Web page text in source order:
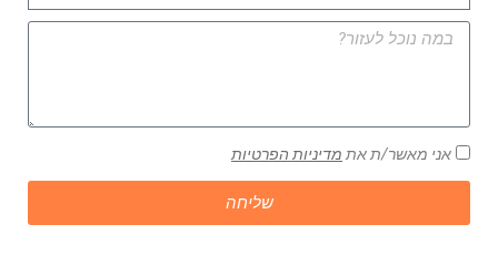
אני מאשר/ת את מדיניות הפרטיות
שליחה